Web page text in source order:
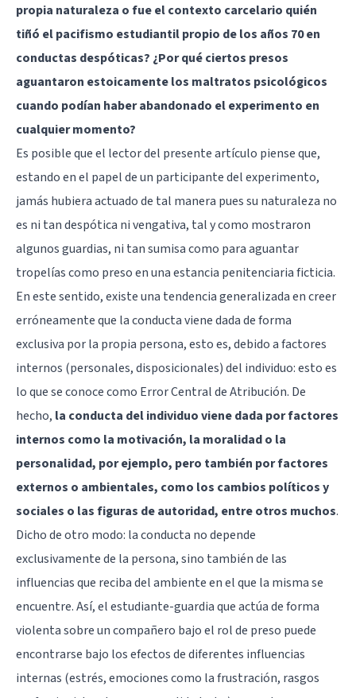
propia naturaleza o fue el contexto carcelario quién
tiñó el pacifismo estudiantil propio de los años 70 en
conductas despóticas? ¿Por qué ciertos presos
aguantaron estoicamente los maltratos psicológicos
cuando podían haber abandonado el experimento en
cualquier momento?
Es posible que el lector del presente artículo piense que,
estando en el papel de un participante del experimento,
jamás hubiera actuado de tal manera pues su naturaleza no
es ni tan despótica ni vengativa, tal y como mostraron
algunos guardias, ni tan sumisa como para aguantar
tropelías como preso en una estancia penitenciaria ficticia.
En este sentido, existe una tendencia generalizada en creer
erróneamente que la conducta viene dada de forma
exclusiva por la propia persona, esto es, debido a factores
internos (personales, disposicionales) del individuo: esto es
lo que se conoce como Error Central de Atribución. De
hecho, la conducta del individuo viene dada por factores
internos como la motivación, la moralidad o la
personalidad, por ejemplo, pero también por factores
externos o ambientales, como los cambios políticos y
sociales o las figuras de autoridad, entre otros muchos.
Dicho de otro modo: la conducta no depende
exclusivamente de la persona, sino también de las
influencias que reciba del ambiente en el que la misma se
encuentre. Así, el estudiante-guardia que actúa de forma
violenta sobre un compañero bajo el rol de preso puede
encontrarse bajo los efectos de diferentes influencias
internas (estrés, emociones como la frustración, rasgos